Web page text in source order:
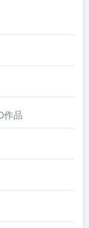
作品